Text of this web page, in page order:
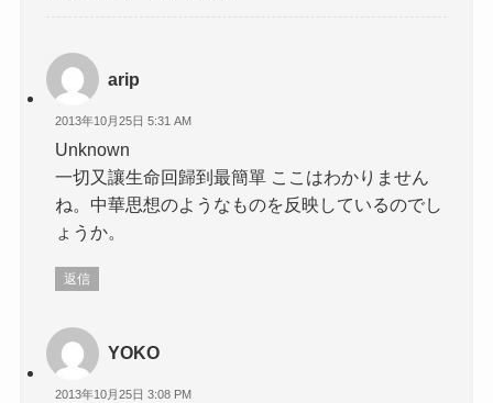
arip
2013年10月25日 5:31 AM
Unknown
一切又讓生命回歸到最簡單 ここはわかりません
ね。中華思想のようなものを反映しているのでし
ょうか。
返信
YOKO
2013年10月25日 3:08 PM